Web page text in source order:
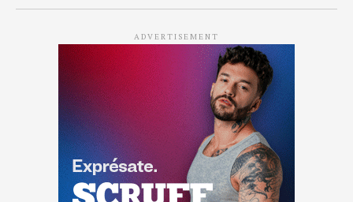
ADVERTISEMENT